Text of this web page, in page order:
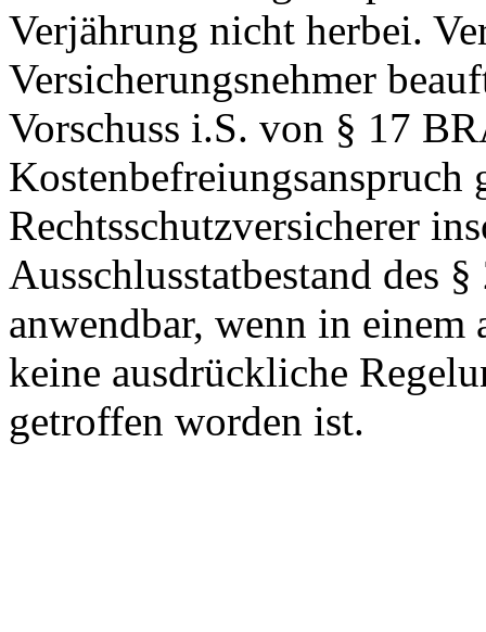
Verjährung nicht herbei.
Versicherungsnehmer
Vorschuss i.S. von § 17
Kostenbefreiungsanspruch
Rechtsschutzversicherer
Ausschlusstatbestand des
anwendbar, wenn in
keine ausdrückliche
getroffen worden ist.